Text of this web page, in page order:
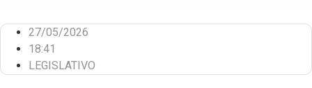
27/05/2026
18:41
LEGISLATIVO